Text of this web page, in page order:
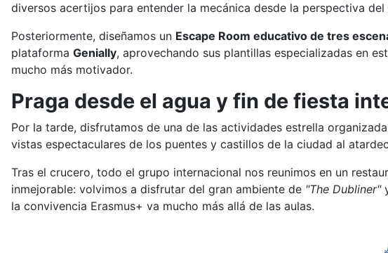
diversos acertijos para entender la mecánica desde la perspectiva del
Posteriormente, diseñamos un Escape Room educativo de tres
plataforma Genially, aprovechando sus plantillas especializadas en
mucho más motivador.
Praga desde el agua y fin de fiesta
Por la tarde, disfrutamos de una de las actividades estrella
vistas espectaculares de los puentes y castillos de la ciudad al
Tras el crucero, todo el grupo internacional nos reunimos en un
inmejorable: volvimos a disfrutar del gran ambiente de "The Dubliner"
la convivencia Erasmus+ va mucho más allá de las aulas.